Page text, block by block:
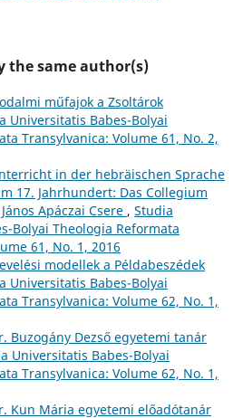
the same author(s)
műfajok a Zsoltárok
Universitatis Babes-Bolyai
Transylvanica: Volume 61, No. 2,
in der hebräischen Sprache
17. Jahrhundert: Das Collegium
Apáczai Csere , Studia
Bolyai Theologia Reformata
61, No. 1, 2016
modellek a Példabeszédek
Universitatis Babes-Bolyai
Transylvanica: Volume 62, No. 1,
Buzogány Dezső egyetemi tanár
Universitatis Babes-Bolyai
Transylvanica: Volume 62, No. 1,
Kun Mária egyetemi előadótanár